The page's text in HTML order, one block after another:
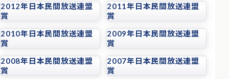
2012年日本民間放送連盟
賞
2011年日本民間放送連盟
賞
2010年日本民間放送連盟
賞
2009年日本民間放送連盟
賞
2008年日本民間放送連盟
賞
2007年日本民間放送連盟
賞